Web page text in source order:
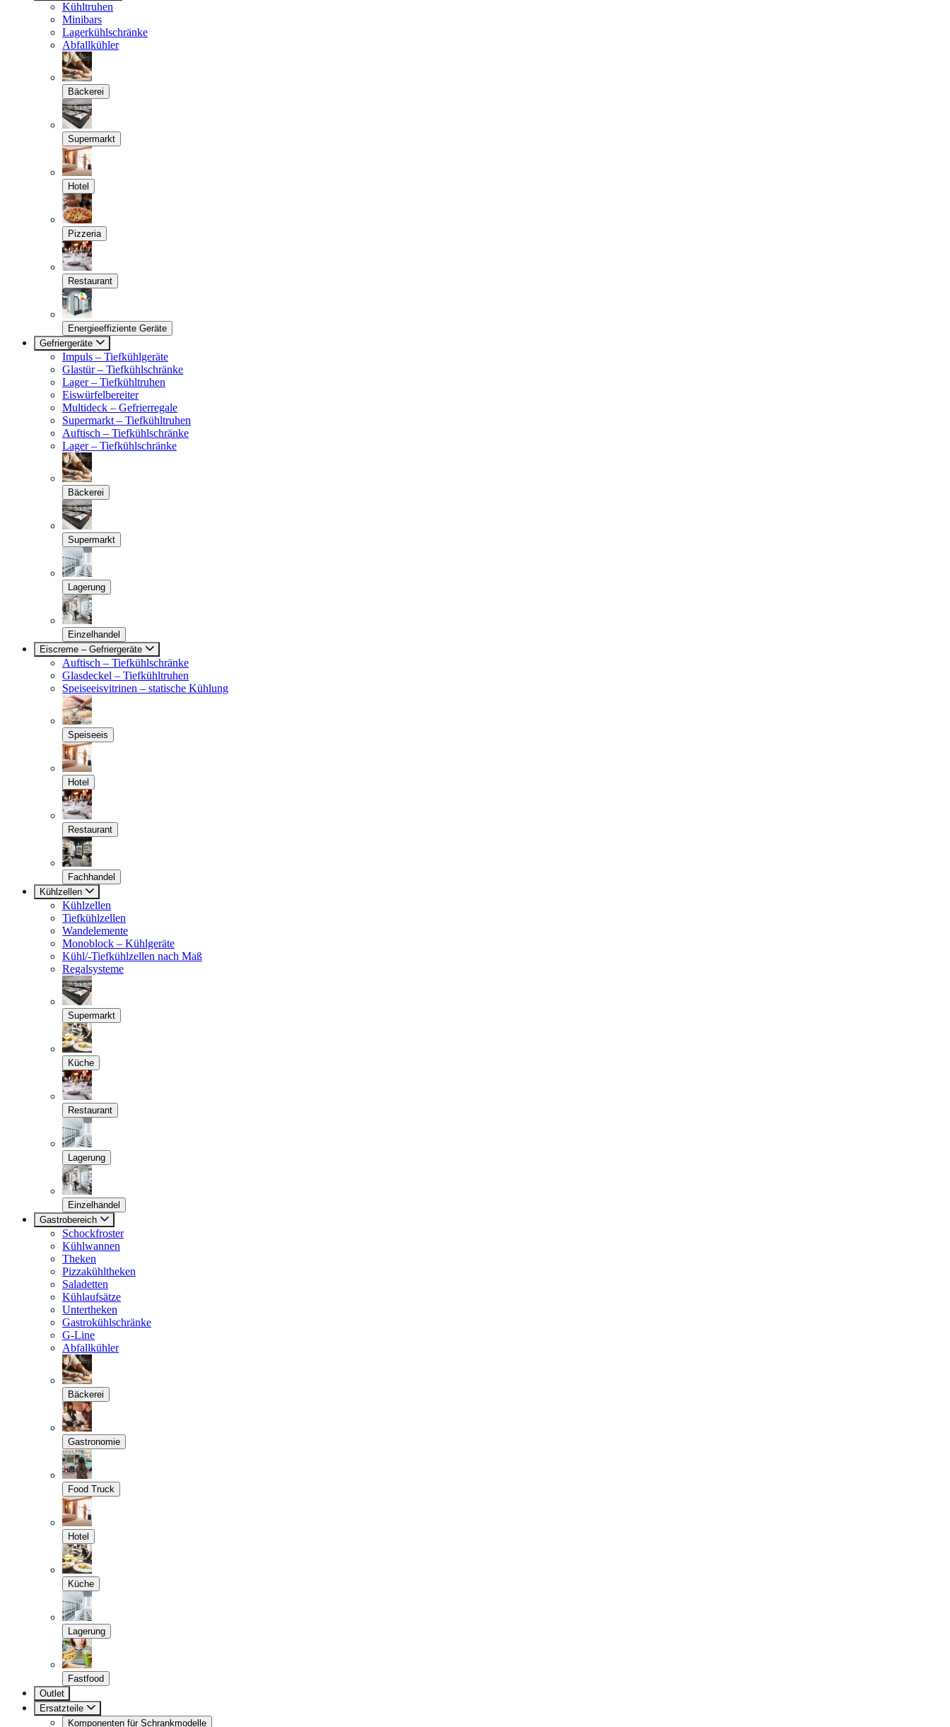
Kühltruhen
Minibars
Lagerkühlschränke
Abfallkühler
Bäckerei
Supermarkt
Hotel
Pizzeria
Restaurant
Energieeffiziente Geräte
Gefriergeräte
Impuls – Tiefkühlgeräte
Glastür – Tiefkühlschränke
Lager – Tiefkühltruhen
Eiswürfelbereiter
Multideck – Gefrierregale
Supermarkt – Tiefkühltruhen
Auftisch – Tiefkühlschränke
Lager – Tiefkühlschränke
Bäckerei
Supermarkt
Lagerung
Einzelhandel
Eiscreme – Gefriergeräte
Auftisch – Tiefkühlschränke
Glasdeckel – Tiefkühltruhen
Speiseeisvitrinen – statische Kühlung
Speiseeis
Hotel
Restaurant
Fachhandel
Kühlzellen
Kühlzellen
Tiefkühlzellen
Wandelemente
Monoblock – Kühlgeräte
Kühl/-Tiefkühlzellen nach Maß
Regalsysteme
Supermarkt
Küche
Restaurant
Lagerung
Einzelhandel
Gastrobereich
Schockfroster
Kühlwannen
Theken
Pizzakühltheken
Saladetten
Kühlaufsätze
Untertheken
Gastrokühlschränke
G-Line
Abfallkühler
Bäckerei
Gastronomie
Food Truck
Hotel
Küche
Lagerung
Fastfood
Outlet
Ersatzteile
Komponenten für Schrankmodelle